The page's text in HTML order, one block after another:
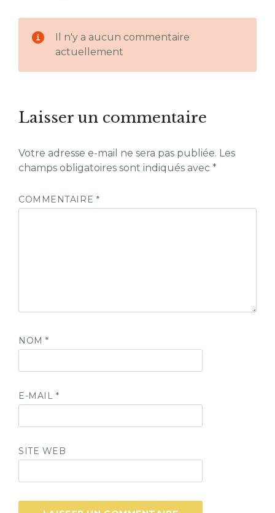
Il n'y a aucun commentaire
actuellement
Laisser un commentaire
Votre adresse e-mail ne sera pas publiée. Les
champs obligatoires sont indiqués avec *
COMMENTAIRE *
NOM*
E-MAIL *
SITE WEB